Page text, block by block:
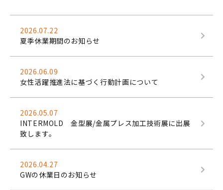
2026.07.22
夏季休業期間のお知らせ
2026.06.09
女性活躍推進法に基づく行動計画について
2026.05.07
INTERMOLD 金型展/金属プレス加工技術展に出展
致します。
2026.04.27
GWの休業日のお知らせ